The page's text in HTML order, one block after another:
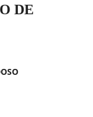
DE